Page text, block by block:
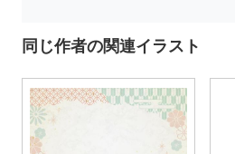
同じ作者の関連イラスト